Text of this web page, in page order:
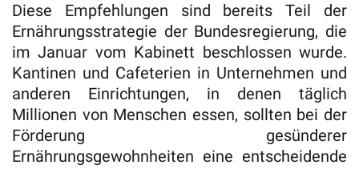
Diese Empfehlungen sind bereits Teil der
Ernährungsstrategie der Bundesregierung, die
im Januar vom Kabinett beschlossen wurde.
Kantinen und Cafeterien in Unternehmen und
anderen Einrichtungen, in denen täglich
Millionen von Menschen essen, sollten bei der
Förderung gesünderer
Ernährungsgewohnheiten eine entscheidende